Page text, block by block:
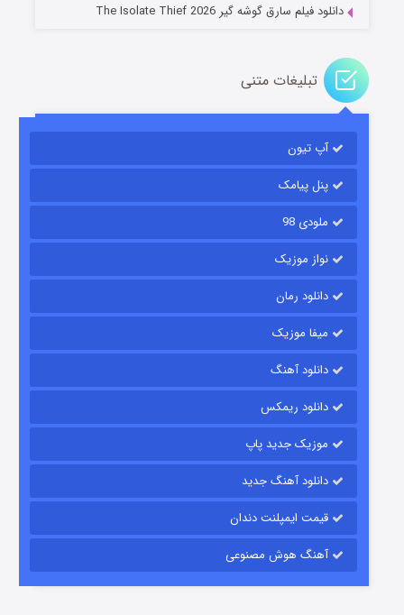
قسمت
دانلود فیلم سارق گوشه گیر The Isolate Thief 2026
تبلیغات متنی
آپ تیون
پنل پیامک
ملودی 98
نواز موزیک
دانلود رمان
میفا موزیک
دانلود آهنگ
دانلود ریمکس
موزیک جدید پاپ
دانلود آهنگ جدید
قیمت ایمپلنت دندان
آهنگ هوش مصنوعی